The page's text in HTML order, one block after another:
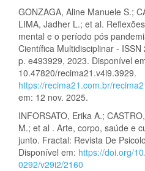
GONZAGA, Aline Manuele S.;
LIMA, Jadher L.; et al.
mental e o período pós
Científica Multidisciplinar -
p. e493929, 2023. Disponível
10.47820/recima21.v4i9.3929.
https://recima21.com.br/
em: 12 nov. 2025.
INFORSATO, Erika A.;
M.; et al . Arte, corpo, saúde e
junto. Fractal: Revista De
Disponível em: https://doi.org/
0292/v29i2/2160